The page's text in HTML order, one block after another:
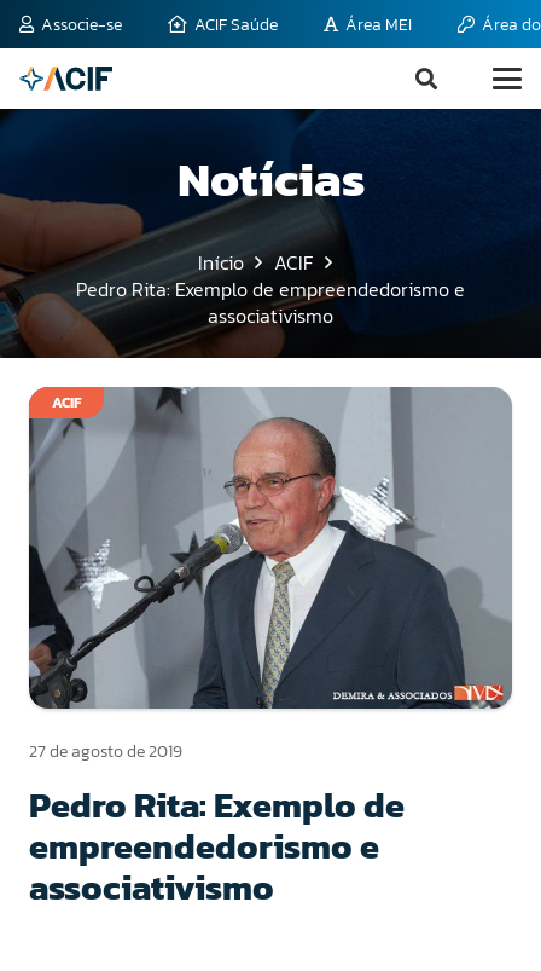
Associe-se ACIF Saúde Área MEI Área
Notícias
Início
ACIF
Pedro Rita: Exemplo de empreendedorismo e
associativismo
ACIF
27 de agosto de 2019
Pedro Rita: Exemplo de
empreendedorismo e
associativismo